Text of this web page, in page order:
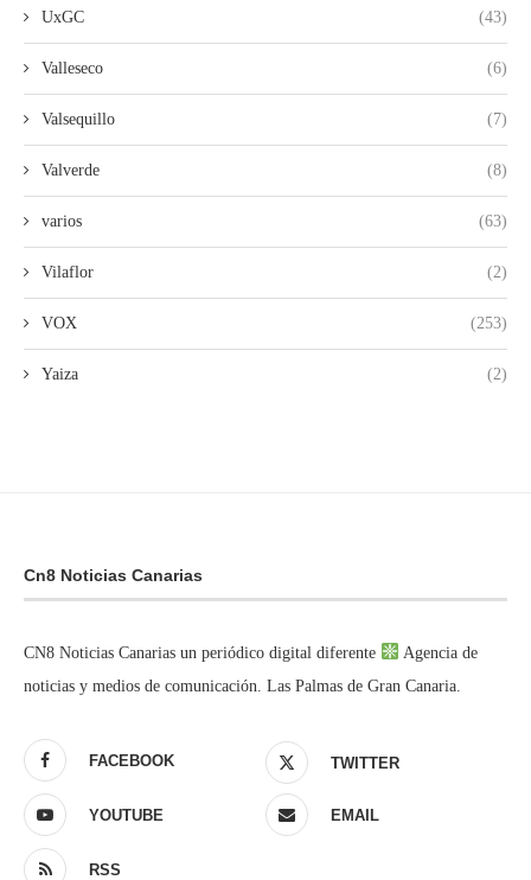
UxGC (43)
Valleseco (6)
Valsequillo (7)
Valverde (8)
varios (63)
Vilaflor (2)
VOX (253)
Yaiza (2)
Cn8 Noticias Canarias
CN8 Noticias Canarias un periódico digital diferente
Agencia de
noticias y medios de comunicación. Las Palmas de Gran Canaria.
FACEBOOK TWITTER
YOUTUBE EMAIL
RSS